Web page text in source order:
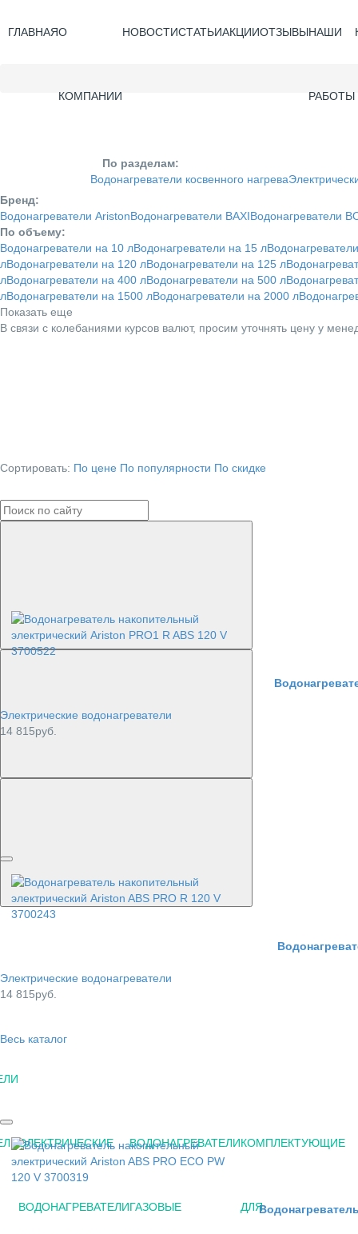
ГЛАВНАЯО
КОМПАНИИ
НОВОСТИСТАТЬИАКЦИИОТЗЫВЫНАШИ
РАБОТЫ
Весь каталог
ЭЛЕКТРИЧЕСКИЕ
ВОДОНАГРЕВАТЕЛИ
ВОДОНАГРЕВАТЕЛИ
ГАЗОВЫЕ
КОМПЛЕКТУЮЩИЕ
ДЛЯ
По разделам:
Водонагреватели косвенного нагрева
Бренд:
Водонагреватели AristonВодонагреватели BAXIВодонагреватели
По объему:
Водонагреватели на 10 лВодонагреватели на 15 л
лВодонагреватели на 120 лВодонагреватели на 125 л
лВодонагреватели на 400 лВодонагреватели на 500 л
лВодонагреватели на 1500 лВодонагреватели на 2000 л
Показать еще
В связи с колебаниями курсов валют, просим уточнять цену у
Сортировать: По цене По популярности По скидке
Электрические водонагреватели
14 815руб.
Электрические водонагреватели
14 815руб.